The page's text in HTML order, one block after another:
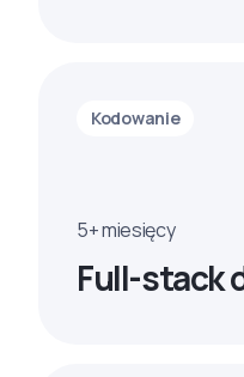
Kodowanie
5+ miesięcy
Full-stack